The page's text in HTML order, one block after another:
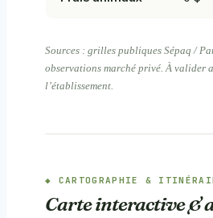
Sources : grilles publiques Sépaq /
observations marché privé. À valider
l’établissement.
CARTOGRAPHIE &
Carte interactive &